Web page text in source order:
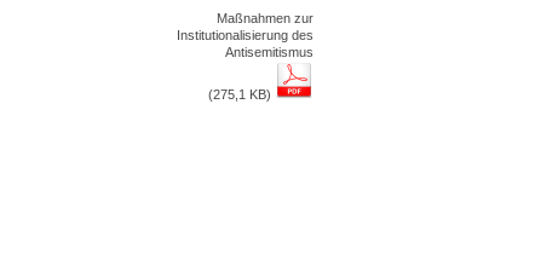
Maßnahmen zur
Institutionalisierung des
Antisemitismus
(275,1 KB)